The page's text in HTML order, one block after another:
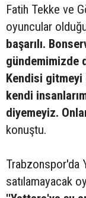
Fatih Tekke ve
oyuncular
başarılı.
gündemimizde
Kendisi
kendi
diyemeyiz.
konuştu.
Trabzonspor'da
satılamayacak